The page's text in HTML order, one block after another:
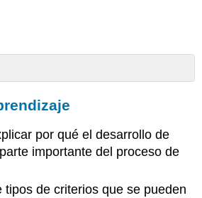
por qué el desarrollo de
importante del proceso de
tipos de criterios que se pueden